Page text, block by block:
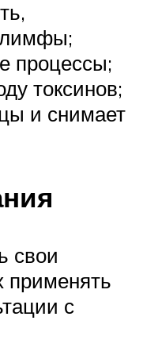
лимфы;
процессы;
токсинов;
и снимает
свои
применять
с